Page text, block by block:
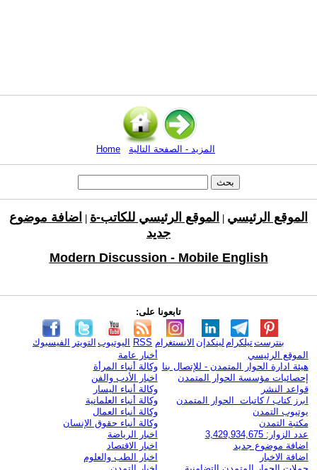
Home المزيد - الصفحة التالية
الموقع الرئيسي الموقع الرئيسي للكاتب-ة
اضافة موضوع
جديد
Modern Discussion - Mobile English
تابعونا على:
الفيسبوك التويتر اليوتيوب RSS الانستغرام لينكدإن تيلكرامبنترست
الموقع الرئيسي
هيئة ادارة الحوار المتمدن - للإتصال بنا
إحصائيات مؤسسة الحوار المتمدن
قواعد النشر
ابرز كتاب / كاتبات الحوار المتمدن
يوتيوب التمدن
مكتبة التمدن
عدد الزوار: 3,429,934,675
اضافة موضوع جديد
اضافة الاخبار
أخبار عامة
وكالة أنباء المرأة
اخبار الأدب والفن
وكالة أنباء اليسار
وكالة أنباء العلمانية
وكالة أنباء العمال
وكالة أنباء حقوق الإنسان
اخبار الرياضة
اخبار الاقتصاد
اخبار الطب والعلوم